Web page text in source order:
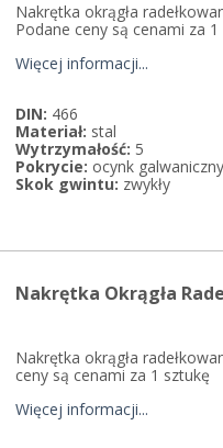
Nakrętka okrągła
Podane ceny są cenami za 1
Więcej informacji...
DIN: 466
Materiał: stal
Wytrzymałość: 5
Pokrycie: ocynk
Skok gwintu: zwykły
Nakrętka Okrągła
Nakrętka okrągła
ceny są cenami za 1 sztukę
Więcej informacji...